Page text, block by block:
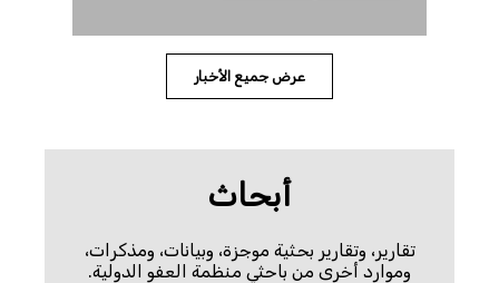
عرض جميع الأخبار
أبحاث
تقارير، وتقارير بحثية موجزة، وبيانات، ومذكرات،
وموارد أخرى من باحثي منظمة العفو الدولية.